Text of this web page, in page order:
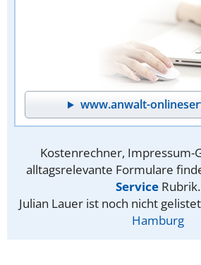
www.anwalt-
Kostenrechner, Impressum-
alltagsrelevante Formulare
Service Rubrik.
Julian Lauer ist noch nicht
Hamburg